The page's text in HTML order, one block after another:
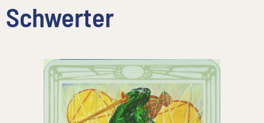
Schwerter